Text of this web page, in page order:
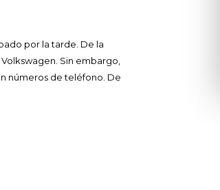
por la tarde. De la
Sin embargo,
números de teléfono. De